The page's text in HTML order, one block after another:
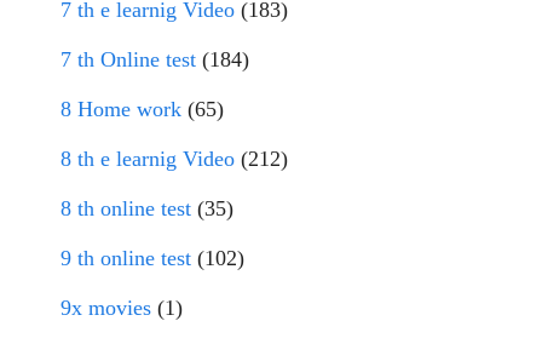
7 th e learnig Video (183)
7 th Online test (184)
8 Home work (65)
8 th e learnig Video (212)
8 th online test (35)
9 th online test (102)
9x movies (1)